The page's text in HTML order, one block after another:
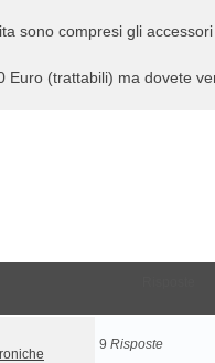
sono compresi gli
Euro (trattabili) ma dovete
9 Risposte